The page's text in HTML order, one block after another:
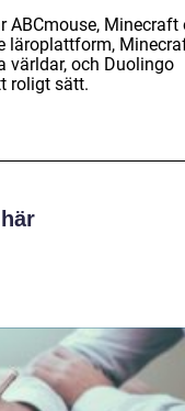
ABCmouse, Minecraft
läroplattform,
världar, och Duolingo
roligt sätt.